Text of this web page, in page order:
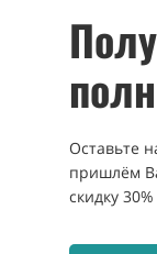
Оставьте
пришлём
скидку